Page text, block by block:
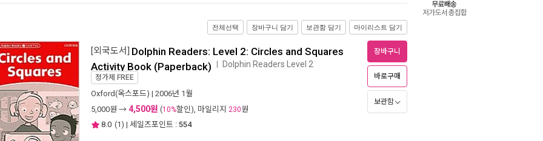
전체선택 장바구니 담기 보관함 담기 마이리스트 담기
[외국도서] Dolphin Readers: Level 2: Circles and Squares
Activity Book (Paperback) Dolphin Readers Level 2
정가제 FREE
Oxford(옥스포드) | 2006년 1월
5,000원 → 4,500원 (10%할인), 마일리지 230원
8.0 (1) | 세일즈포인트 : 554
장바구니
바로구매
보관함